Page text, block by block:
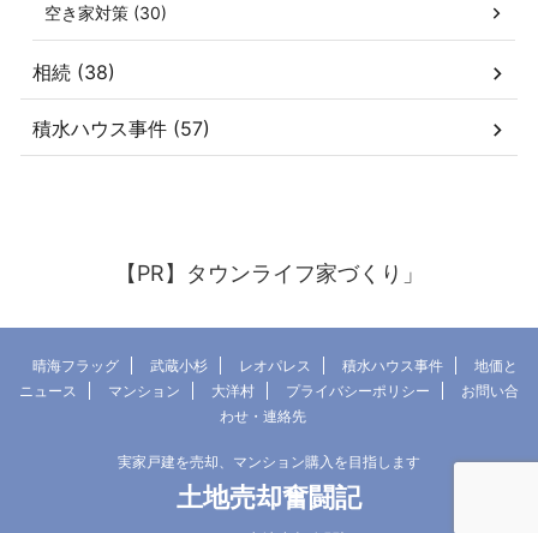
空き家対策 (30)
相続 (38)
積水ハウス事件 (57)
【PR】タウンライフ家づくり」
晴海フラッグ 武蔵小杉 レオパレス 積水ハウス事件
地価と
ニュース
マンション 大洋村 プライバシーポリシー
お問い合
わせ・連絡先
実家戸建を売却、マンション購入を目指します
土地売却奮闘記